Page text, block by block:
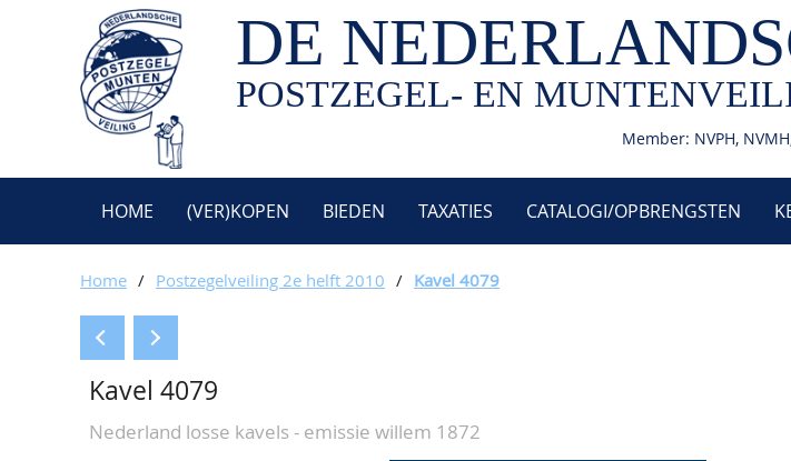
DE
POSTZEGEL- EN
Member: NVPH,
HOME (VER)KOPEN BIEDEN TAXATIES CATALOGI/OPBRENGSTEN
Home / Postzegelveiling 2e helft 2010 / Kavel 4079
Kavel 4079
Nederland losse kavels - emissie willem 1872